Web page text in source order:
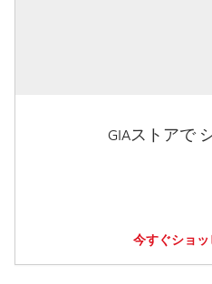
GIAストアで
今すぐショ